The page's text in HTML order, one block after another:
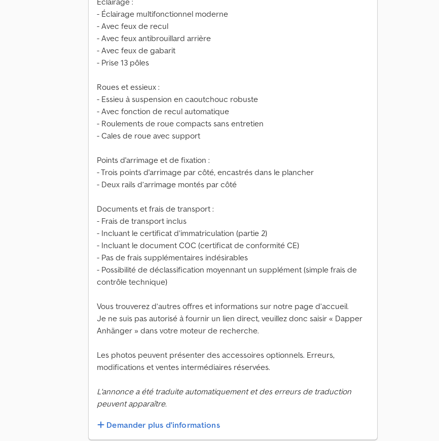
- Éclairage multifonctionnel moderne
- Avec feux de recul
- Avec feux antibrouillard arrière
- Avec feux de gabarit
- Prise 13 pôles
Roues et essieux :
- Essieu à suspension en caoutchouc robuste
- Avec fonction de recul automatique
- Roulements de roue compacts sans entretien
- Cales de roue avec support
Points d'arrimage et de fixation :
- Trois points d'arrimage par côté, encastrés dans le plancher
- Deux rails d’arrimage montés par côté
Documents et frais de transport :
- Frais de transport inclus
- Incluant le certificat d’immatriculation (partie 2)
- Incluant le document COC (certificat de conformité CE)
- Pas de frais supplémentaires indésirables
- Possibilité de déclassification moyennant un supplément (simple frais de
contrôle technique)
Vous trouverez d’autres offres et informations sur notre page d’accueil.
Je ne suis pas autorisé à fournir un lien direct, veuillez donc saisir « Dapper
Anhänger » dans votre moteur de recherche.
Les photos peuvent présenter des accessoires optionnels. Erreurs,
modifications et ventes intermédiaires réservées.
L'annonce a été traduite automatiquement et des erreurs de traduction
peuvent apparaître.
Demander plus d'informations